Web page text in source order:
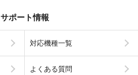
サポート情報
対応機種一覧
よくある質問